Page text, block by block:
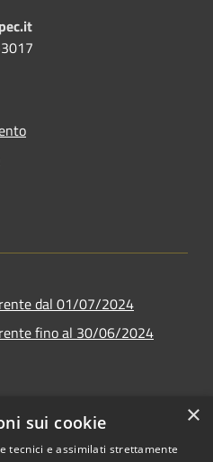
dal 01/07/2024
fino al 30/06/2024
×
sui cookie
tecnici e assimilati strettamente